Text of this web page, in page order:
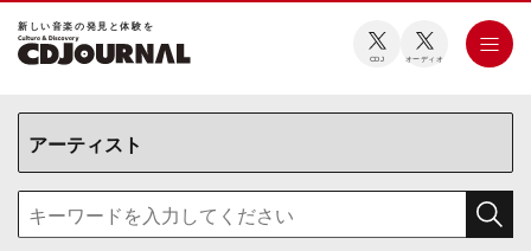
新しい⾳楽の発⾒と体験を
CDJ オーディオ